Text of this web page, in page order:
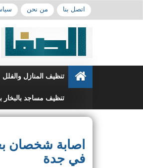
اتصل بنا من نحن
تنظيف المنازل والفلل
تنظيف مساجد بالبخار
اصابة شخصان
في جدة